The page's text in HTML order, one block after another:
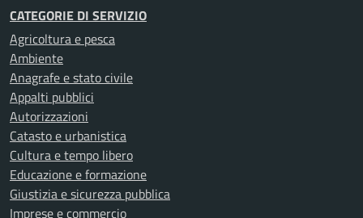
CATEGORIE DI SERVIZIO
Agricoltura e pesca
Ambiente
Anagrafe e stato civile
Appalti pubblici
Autorizzazioni
Catasto e urbanistica
Cultura e tempo libero
Educazione e formazione
Giustizia e sicurezza pubblica
Imprese e commercio